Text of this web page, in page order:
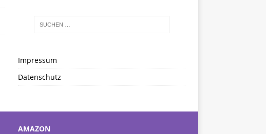
Impressum
Datenschutz
AMAZON